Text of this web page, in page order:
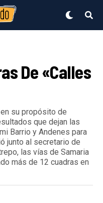
De «Calles
su propósito de
que dejan las
Barrio y Andenes para
junto al secretario de
las vías de Samaria
más de 12 cuadras en